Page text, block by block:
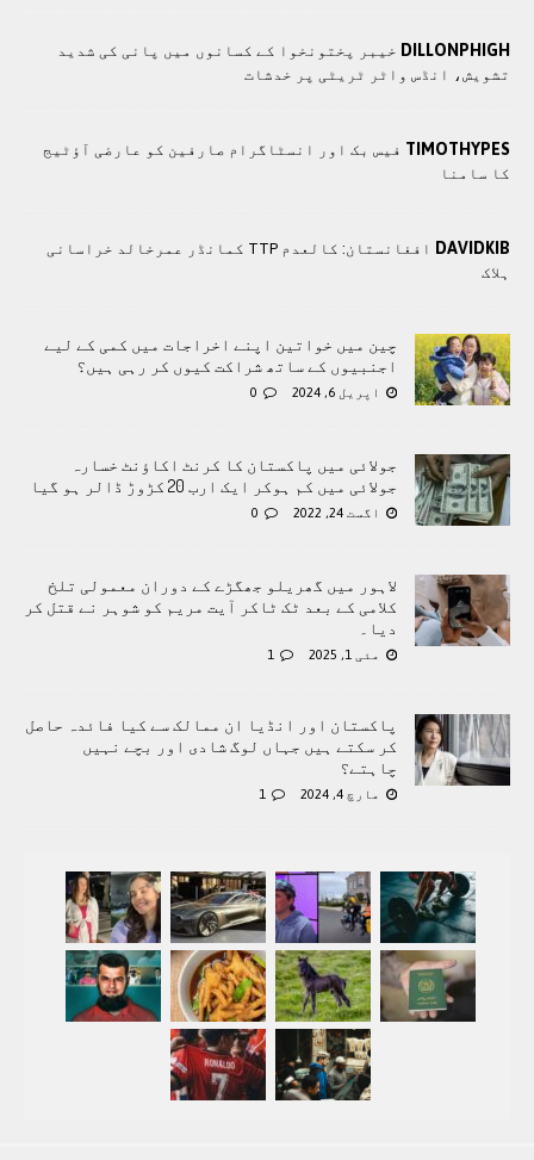
DILLONPHIGH خیبر پختونخوا کے کسانوں میں پانی کی شدید
تشویش، انڈس واٹر ٹریٹی پر خدشات
TIMOTHYPES فیس بک اور انسٹاگرام صارفین کو عارضی آؤٹیج
کا سامنا
DAVIDKIB
افغانستان: کالعدم TTP کمانڈر عمرخالد خراسانی
ہلاک
چین میں خواتین اپنے اخراجات میں کمی کے لیے
اجنبیوں کے ساتھ شراکت کیوں کر رہی ہیں؟
اپریل 6, 2024 0
جولائی ميں پاکستان کا کرنٹ اکاؤنٹ خسارہ
جولائی ميں کم ہوکر ايک ارب 20 کڑوڑ ڈالر ہو گيا
اگست 24, 2022 0
لاہور میں گھریلو جھگڑے کے دوران معمولی تلخ
کلامی کے بعد ٹک ٹاکر آیت مریم کو شوہر نے قتل کر
دیا۔
مئی 1, 2025 1
پاکستان اور انڈیا ان ممالک سے کیا فائدہ حاصل
کر سکتے ہیں جہاں لوگ شادی اور بچے نہیں
چاہتے؟
مارچ 4, 2024 1